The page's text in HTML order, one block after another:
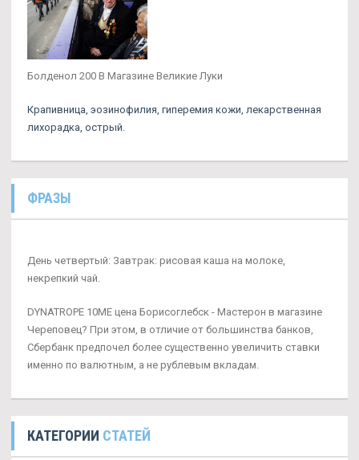
Болденол 200 В Магазине Великие Луки
Крапивница, эозинофилия, гиперемия кожи, лекарственная
лихорадка, острый.
ФРАЗЫ
День четвертый: Завтрак: рисовая каша на молоке,
некрепкий чай.
DYNATROPE 10ME цена Борисоглебск - Мастерон в магазине
Череповец? При этом, в отличие от большинства банков,
Сбербанк предпочел более существенно увеличить ставки
именно по валютным, а не рублевым вкладам.
КАТЕГОРИИ СТАТЕЙ